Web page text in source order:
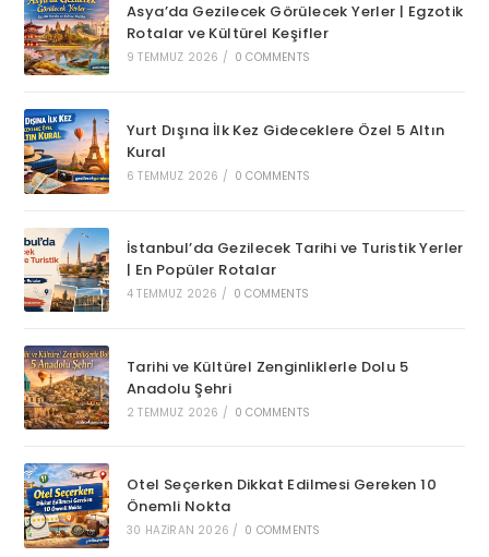
Asya’da Gezilecek Görülecek Yerler | Egzotik
Rotalar ve Kültürel Keşifler
9 TEMMUZ 2026 / 0 COMMENTS
Yurt Dışına İlk Kez Gideceklere Özel 5 Altın
Kural
6 TEMMUZ 2026 / 0 COMMENTS
İstanbul’da Gezilecek Tarihi ve Turistik Yerler
| En Popüler Rotalar
4 TEMMUZ 2026 / 0 COMMENTS
Tarihi ve Kültürel Zenginliklerle Dolu 5
Anadolu Şehri
2 TEMMUZ 2026 / 0 COMMENTS
Otel Seçerken Dikkat Edilmesi Gereken 10
Önemli Nokta
30 HAZIRAN 2026 / 0 COMMENTS